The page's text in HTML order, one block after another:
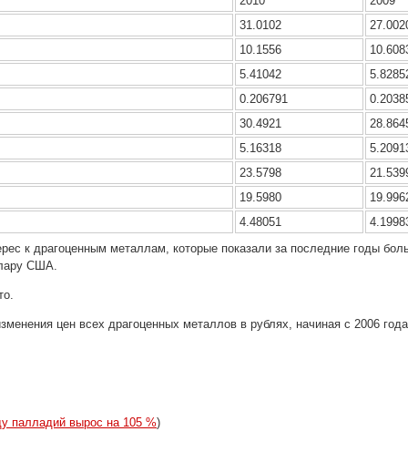
31.0102
10.1556
5.41042
0.206791
30.4921
5.16318
23.5798
19.5980
4.48051
к драгоценным металлам, которые показали за последние годы
США.
цен всех драгоценных металлов в рублях, начиная с 2006
палладий вырос на 105 %)